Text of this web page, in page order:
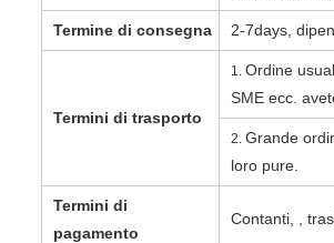
Termine di consegna 2-7days,
Termini di trasporto
1. Ordine
SME ecc.
2. Grande
loro pure.
Termini di
pagamento
Contanti, ,